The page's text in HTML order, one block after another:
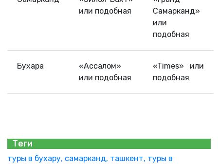
или подобная
Самарканд»
или
подобная
Бухара
«Ассалом»
или подобная
«Times» или
подобная
Теги
туры в бухару, самарканд, ташкент, туры в